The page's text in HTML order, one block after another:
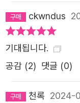
ckwndus
기대됩니다.
공감 (2) 댓글 (0)
천록 2024-